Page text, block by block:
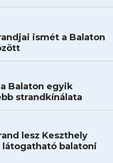
ismét a Balaton
Balaton egyik
strandkínálata
lesz Keszthely
balatoni